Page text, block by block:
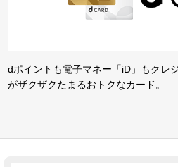
dポイントも電子マネー「iD」もクレ
がザクザクたまるおトクなカード。